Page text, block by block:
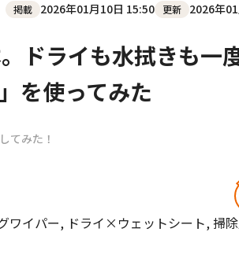
掲載 2026年01月10日 15:50 更新 2026年
ドライも水拭きも一
を使ってみた
てみた！